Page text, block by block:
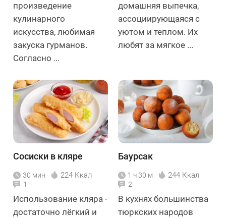
произведение
кулинарного
искусства, любимая
закуска гурманов.
Согласно ...
домашняя выпечка,
ассоциирующаяся с
уютом и теплом. Их
любят за мягкое ...
Сосиски в кляре
30 мин 224 Ккал
1
Использование кляра -
достаточно лёгкий и
Баурсак
1 ч 30 м 244 Ккал
2
В кухнях большинства
тюркских народов